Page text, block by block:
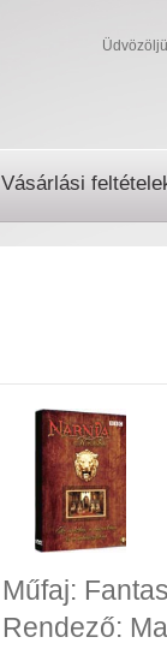
Vásárlási
Műfaj:
Rendező: